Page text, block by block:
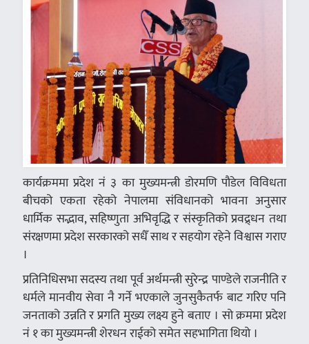
कार्यक्रममा प्रदेश नं ३ का मुख्यमन्त्री डोरमणि पौडेल विविधता
बीचको एकता रहेको नेपालमा संविधानको भावना अनुसार
धार्मिक सद्भाव, सहिष्णुता अभिवृद्धि र संस्कृतिको प्रवद्र्धन तथा
संरक्षणमा प्रदेश सरकारको सधैँ साथ र सहयोग रहेने विश्वास गराए
।
प्रतिनिधिसभा सदस्य तथा पूर्व अर्थमन्त्री सुरेन्द्र पाण्डेले राजनीति र
धर्मले मानवीय सेवा नै गर्ने भएकाले जुनसुकैतर्फ बाट गरिए पनि
जनताको उन्नति र प्रगति मुख्य लक्ष्य हुने बताए । सो क्रममा प्रदेश
नं १ का मुख्यमन्त्री शेरधन राईको समेत सहभागिता थियो ।